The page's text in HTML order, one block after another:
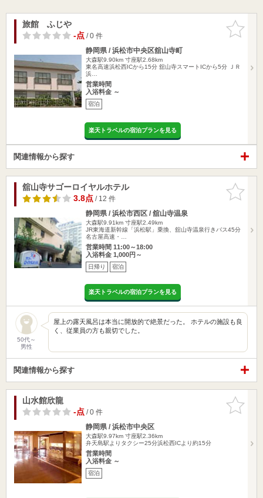
お気に入
りに追加
旅館 ふじや
-点/ 0 件
静岡県 / 浜松市中央区舘山寺町
大森駅9.90km 寸座駅2.68km
東名高速浜松西ICから15分 舘山寺スマートICから5分 ＪＲ
浜…
営業時間
入浴料金 ～
宿泊
楽天トラベルの宿泊プランを見る
関連情報から探す
お気に入
りに追加
舘山寺サゴーロイヤルホテル
3.8点/ 12 件
静岡県 / 浜松市西区 / 舘山寺温泉
大森駅9.91km 寸座駅2.49km
JR東海道新幹線「浜松駅」乗換、舘山寺温泉行きバス45分
名古屋高速・…
営業時間 11:00～18:00
入浴料金 1,000円～
日帰り 宿泊
楽天トラベルの宿泊プランを見る
50代～
男性
屋上の露天風呂は本当に開放的で絶景だった。 ホテルの施設も良
く、従業員の方も親切でした。
関連情報から探す
お気に入
りに追加
山水館欣龍
-点/ 0 件
静岡県 / 浜松市中央区
大森駅9.97km 寸座駅2.36km
弁天島駅よりタクシー25分浜松西ICより約15分
営業時間
入浴料金 ～
宿泊